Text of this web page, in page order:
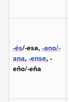
-és/-esa,-ano/-
ana,-ense, -
eño/-eña